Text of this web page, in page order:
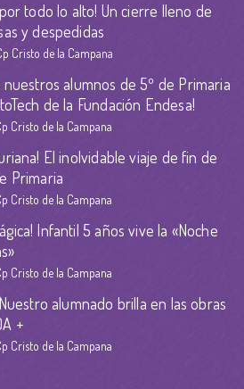
todo lo alto! Un cierre lleno de
y despedidas
Cristo de la Campana
nuestros alumnos de 5º de Primaria
de la Fundación Endesa!
Cristo de la Campana
El inolvidable viaje de fin de
Primaria
Cristo de la Campana
Infantil 5 años vive la «Noche
Cristo de la Campana
alumnado brilla en las obras
+
Cristo de la Campana